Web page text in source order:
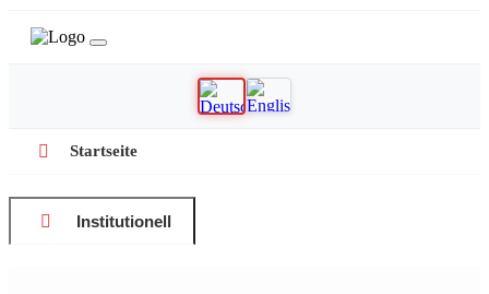
Startseite
Institutionell